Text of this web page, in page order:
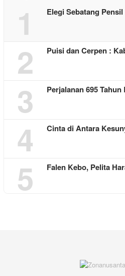
1 Elegi Sebatang Pensil
2 Puisi dan Cerpen :
3 Perjalanan 695
4 Cinta di Antara
5 Falen Kebo, Pelita